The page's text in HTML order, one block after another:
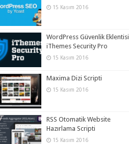
15 Kasım 2016
WordPress Güvenlik Eklentisi
iThemes Security Pro
15 Kasım 2016
Maxima Dizi Scripti
15 Kasım 2016
RSS Otomatik Website
Hazırlama Scripti
15 Kasım 2016